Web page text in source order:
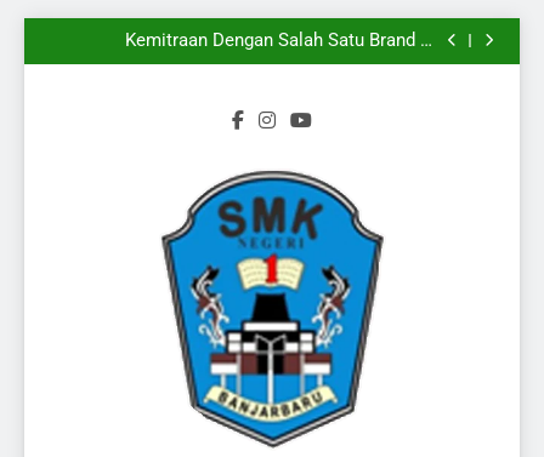
Mengiringi
Melangkahkan Satu Kaki Menuju Dunia Kerja
Yang Sesungguhnya
Kemitraan Dengan Salah Satu Brand di
Kalimantan Selatan
Wakili Kalimantan Selatan pada Presentasi KPLB
Melangkahkan Satu Kaki Menuju Dunia Kerja
Yang Sesungguhnya
Kemitraan Dengan Salah Satu Brand di
BKN Periode Agustus 2026
Langkah Baru Dimulai, Semangat Baru Pun